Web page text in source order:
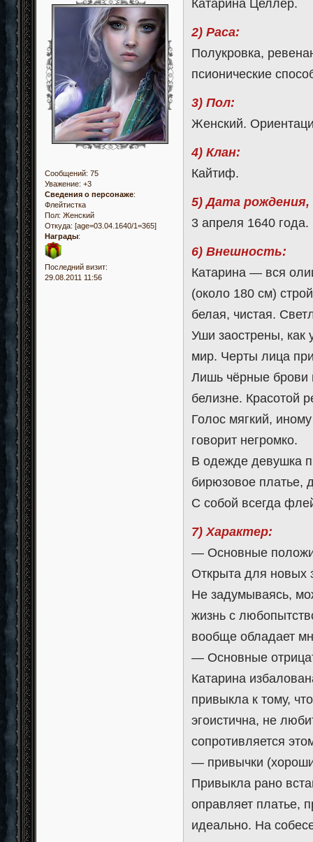
Сообщений: 75
Уважение: +3
Сведения о персонаже:
Флейтистка
Пол: Женский
Откуда: [age=03.04.1640/1=365]
Награды:
Последний визит:
29.08.2011 11:56
Катарина Целлер.
2) Раса:
Полукровка,
псионические
3) Пол:
Женский.
4) Клан:
Кайтиф.
5) Дата рождения,
3 апреля 1640 года.
6) Внешность:
Катарина — вся
(около 180 см)
белая, чистая.
Уши заострены, как
мир. Черты лица
Лишь чёрные брови
белизне. Красотой
Голос мягкий,
говорит негромко.
В одежде девушка
бирюзовое платье,
С собой всегда
7) Характер:
— Основные
Открыта для новых
Не задумываясь,
жизнь с
вообще обладает
— Основные
Катарина
привыкла к тому,
эгоистична, не
сопротивляется
— привычки
Привыкла рано
оправляет платье,
идеально. На